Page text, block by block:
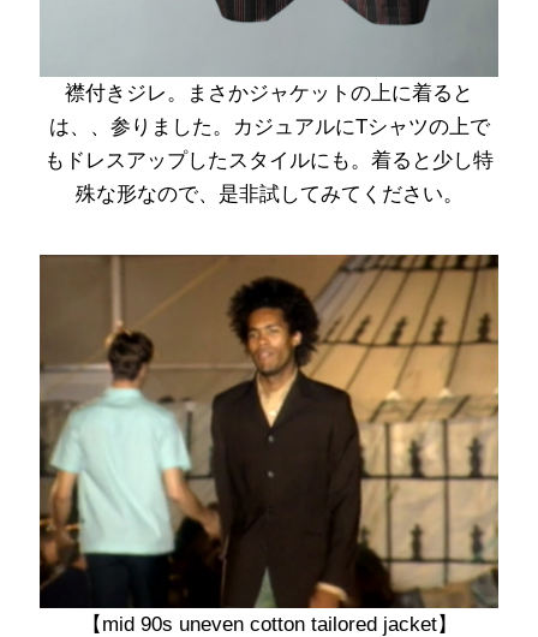
襟付きジレ。まさかジャケットの上に着ると
は、、参りました。カジュアルにTシャツの上で
もドレスアップしたスタイルにも。着ると少し特
殊な形なので、是非試してみてください。
【mid 90s uneven cotton tailored jacket】